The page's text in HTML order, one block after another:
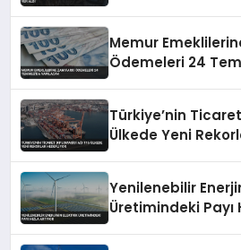
Memur
Ödemeleri 24
Türkiye’nin
Ülkede Yeni
Yenilenebilir
Üretimindeki Payı